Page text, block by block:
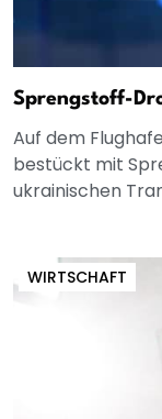
Sprengstoff-
Auf dem
bestückt mit
ukrainischen
WIRTSCHAFT